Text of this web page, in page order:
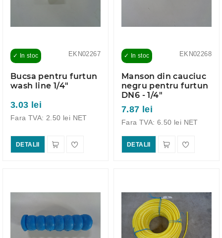
EKN02267
✓ In stoc
Bucsa pentru furtun
wash line 1/4"
3.03 lei
Fara TVA: 2.50 lei NET
DETALII
EKN02268
✓ In stoc
Manson din cauciuc
negru pentru furtun
DN6 - 1/4"
7.87 lei
Fara TVA: 6.50 lei NET
DETALII